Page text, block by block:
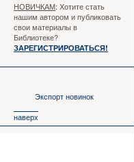
НОВИЧКАМ: Хотите стать
нашим автором и публиковать
свои материалы в
Библиотеке?
ЗАРЕГИСТРИРОВАТЬСЯ!
Экспорт новинок
наверх